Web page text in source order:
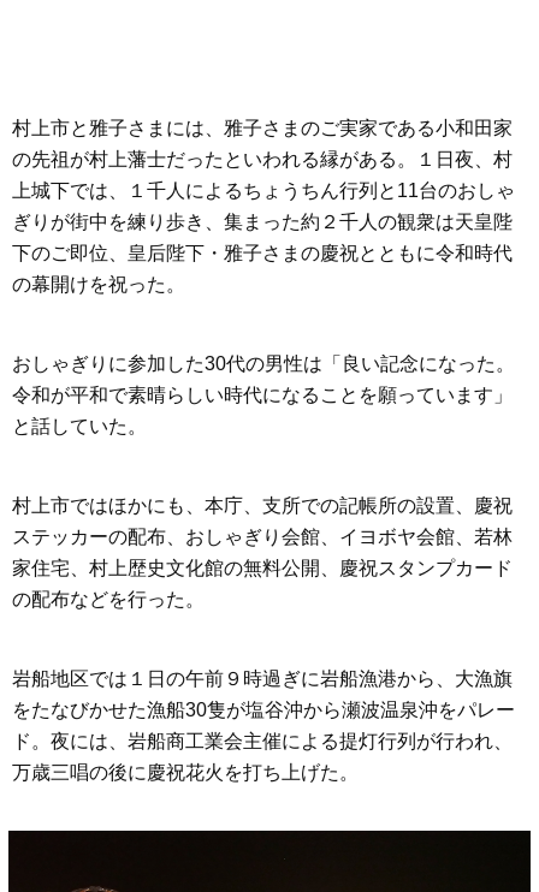
村上市と雅子さまには、雅子さまのご実家である小和田家
の先祖が村上藩士だったといわれる縁がある。１日夜、村
上城下では、１千人によるちょうちん行列と11台のおしゃ
ぎりが街中を練り歩き、集まった約２千人の観衆は天皇陛
下のご即位、皇后陛下・雅子さまの慶祝とともに令和時代
の幕開けを祝った。
おしゃぎりに参加した30代の男性は「良い記念になった。
令和が平和で素晴らしい時代になることを願っています」
と話していた。
村上市ではほかにも、本庁、支所での記帳所の設置、慶祝
ステッカーの配布、おしゃぎり会館、イヨボヤ会館、若林
家住宅、村上歴史文化館の無料公開、慶祝スタンプカード
の配布などを行った。
岩船地区では１日の午前９時過ぎに岩船漁港から、大漁旗
をたなびかせた漁船30隻が塩谷沖から瀬波温泉沖をパレー
ド。夜には、岩船商工業会主催による提灯行列が行われ、
万歳三唱の後に慶祝花火を打ち上げた。